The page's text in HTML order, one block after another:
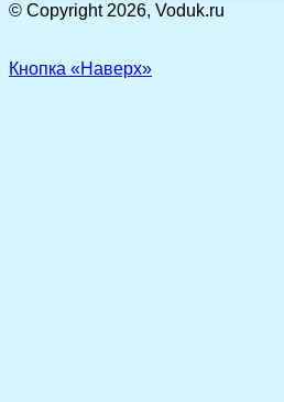
© Copyright 2026, Voduk.ru
Кнопка «Наверх»